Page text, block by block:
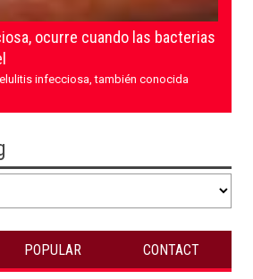
ocurre cuando las bacterias
infecciosa, también conocida
POPULAR CONTACT